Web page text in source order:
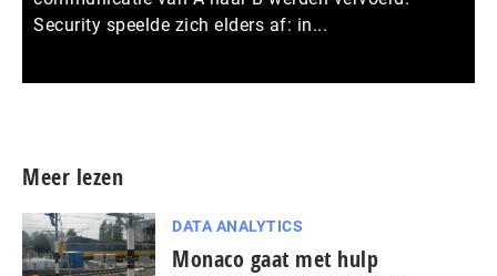
Security speelde zich elders af: in...
Meer lezen
DATA ANALYTICS
Monaco gaat met hulp